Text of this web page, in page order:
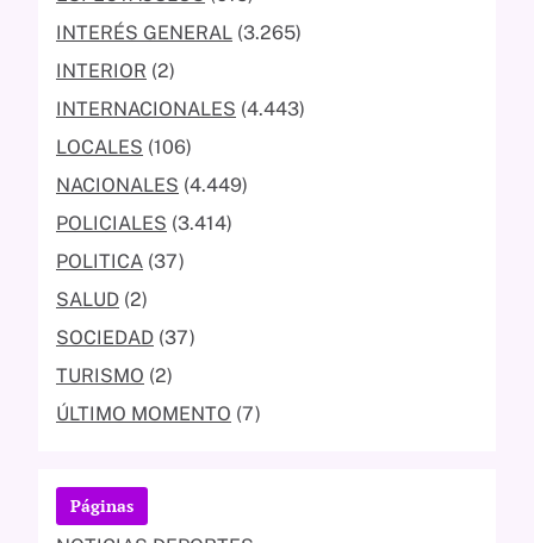
INTERÉS GENERAL (3.265)
INTERIOR (2)
INTERNACIONALES (4.443)
LOCALES (106)
NACIONALES (4.449)
POLICIALES (3.414)
POLITICA (37)
SALUD (2)
SOCIEDAD (37)
TURISMO (2)
ÚLTIMO MOMENTO (7)
Páginas